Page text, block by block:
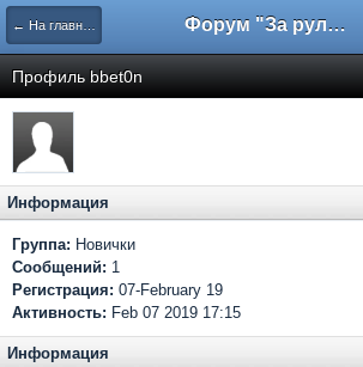
← На главную Форум "За рулем"
Профиль bbet0n
Информация
Группа: Новички
Сообщений: 1
Регистрация: 07-February 19
Активность: Feb 07 2019 17:15
Информация